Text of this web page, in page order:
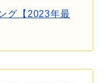
グ【2023年最